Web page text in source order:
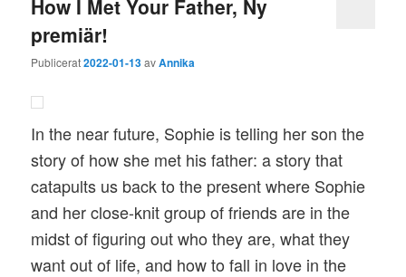
How I Met Your Father, Ny
premiär!
Publicerat2022-01-13avAnnika
In the near future, Sophie is telling her son the
story of how she met his father: a story that
catapults us back to the present where Sophie
and her close-knit group of friends are in the
midst of figuring out who they are, what they
want out of life, and how to fall in love in the